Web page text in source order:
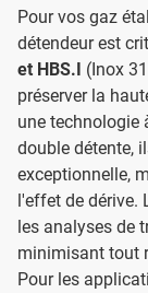
Pour vos gaz
détendeur est
et HBS.I (Inox
préserver la
une technologie
double détente,
exceptionnelle,
l'effet de dérive.
les analyses de
minimisant tout
Pour les